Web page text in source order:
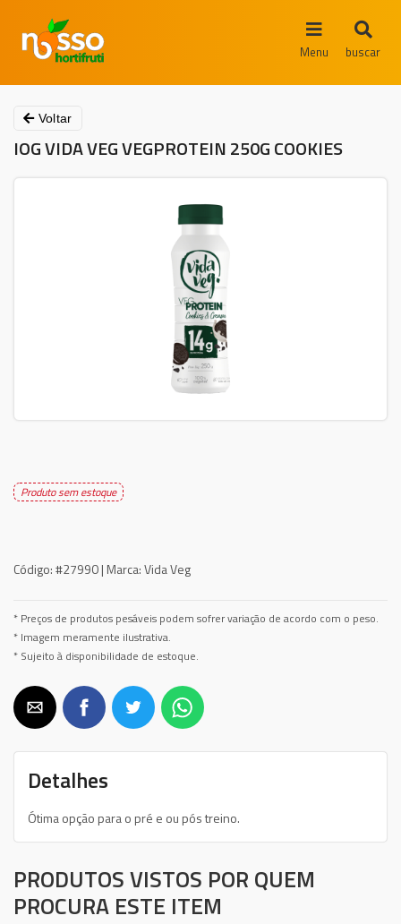
Menu buscar
Voltar
IOG VIDA VEG VEGPROTEIN 250G COOKIES
Produto sem estoque
Código:#27990 | Marca:Vida Veg
* Preços de produtos pesáveis podem sofrer variação de acordo com o peso.
* Imagem meramente ilustrativa.
* Sujeito à disponibilidade de estoque.
Detalhes
Ótima opção para o pré e ou pós treino.
PRODUTOS VISTOS POR QUEM
PROCURA ESTE ITEM